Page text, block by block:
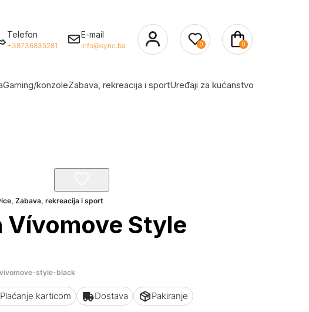
Telefon
+38736835281
E-mail
info@sync.ba 0 0
Gaming/konzoleZabava, rekreacija i sportUređaji za kućanstvo
,Zabava, rekreacija i sport
Vívomove Style
style-black
Plaćanje karticom Dostava Pakiranje